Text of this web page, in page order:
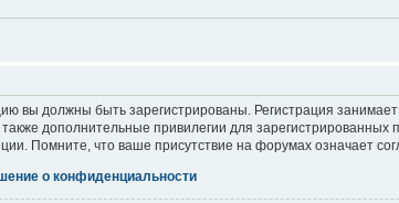
вы должны быть зарегистрированы. Регистрация
дополнительные привилегии для
Помните, что ваше присутствие на форумах означает
о конфиденциальности